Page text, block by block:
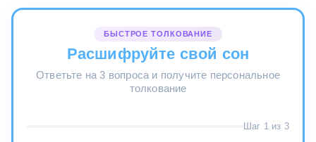
БЫСТРОЕ ТОЛКОВАНИЕ
Расшифруйте свой сон
Ответьте на 3 вопроса и получите персональное
толкование
Шаг 1 из 3